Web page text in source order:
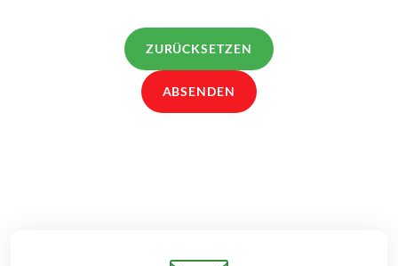
ZURÜCKSETZEN
ABSENDEN